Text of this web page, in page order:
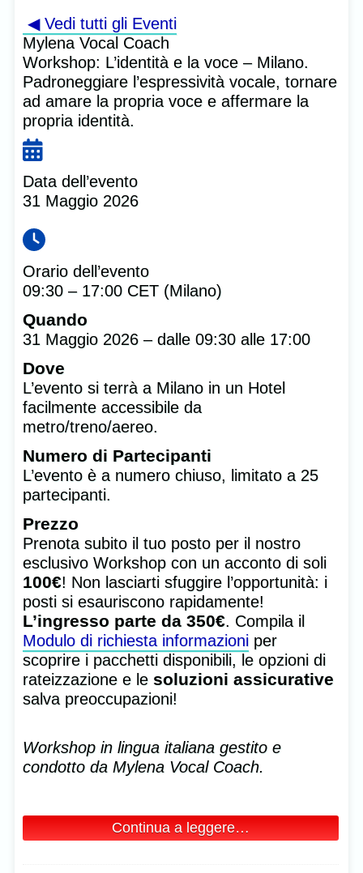
◀ Vedi tutti gli Eventi
Mylena Vocal Coach
Workshop: L’identità e la voce – Milano.
Padroneggiare l’espressività vocale, tornare
ad amare la propria voce e affermare la
propria identità.
Data dell’evento
31 Maggio 2026
Orario dell’evento
09:30 – 17:00 CET (Milano)
Quando
31 Maggio 2026 – dalle 09:30 alle 17:00
Dove
L’evento si terrà a Milano in un Hotel
facilmente accessibile da
metro/treno/aereo.
Numero di Partecipanti
L’evento è a numero chiuso, limitato a 25
partecipanti.
Prezzo
Prenota subito il tuo posto per il nostro
esclusivo Workshop con un acconto di soli
100€! Non lasciarti sfuggire l’opportunità: i
posti si esauriscono rapidamente!
L’ingresso parte da 350€. Compila il
Modulo di richiesta informazioni per
scoprire i pacchetti disponibili, le opzioni di
rateizzazione e le soluzioni assicurative
salva preoccupazioni!
Workshop in lingua italiana gestito e
condotto da Mylena Vocal Coach.
Continua a leggere…